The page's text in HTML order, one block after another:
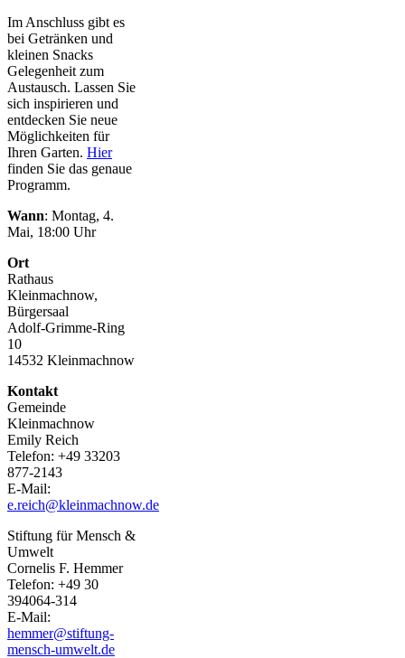
Im Anschluss gibt es
bei Getränken und
kleinen Snacks
Gelegenheit zum
Austausch. Lassen Sie
sich inspirieren und
entdecken Sie neue
Möglichkeiten für
Ihren Garten. Hier
finden Sie das genaue
Programm.
Wann: Montag, 4.
Mai, 18:00 Uhr
Ort
Rathaus
Kleinmachnow,
Bürgersaal
Adolf-Grimme-Ring
10
14532 Kleinmachnow
Kontakt
Gemeinde
Kleinmachnow
Emily Reich
Telefon: +49 33203
877-2143
E-Mail:
e.reich@kleinmachnow.de
Stiftung für Mensch &
Umwelt
Cornelis F. Hemmer
Telefon: +49 30
394064-314
E-Mail:
hemmer@stiftung-
mensch-umwelt.de